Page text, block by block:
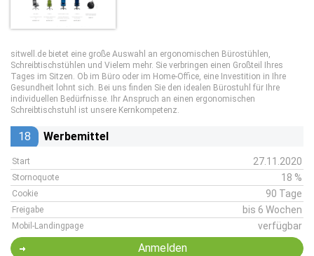
sitwell.de bietet eine große Auswahl an ergonomischen Bürostühlen,
Schreibtischstühlen und Vielem mehr. Sie verbringen einen Großteil Ihres
Tages im Sitzen. Ob im Büro oder im Home-Office, eine Investition in Ihre
Gesundheit lohnt sich. Bei uns finden Sie den idealen Bürostuhl für Ihre
individuellen Bedürfnisse. Ihr Anspruch an einen ergonomischen
Schreibtischstuhl ist unsere Kernkompetenz.
18 Werbemittel
Start 27.11.2020
Stornoquote 18 %
Cookie 90 Tage
Freigabe bis 6 Wochen
Mobil-Landingpage verfügbar
Anmelden